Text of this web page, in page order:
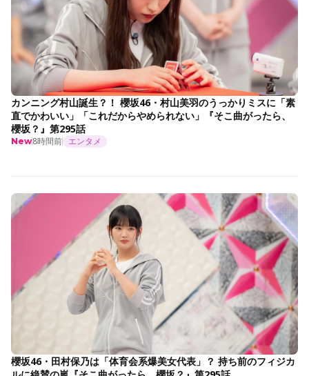
カンニング村山誕生？！ 櫻坂46・村山美羽のうっかりミスに「素
直でかわいい」「これだからやめられない」『そこ曲がったら、
櫻坂？』第295話
New8時間前 エンタメ
櫻坂46・田村保乃は「体育会系爆美女代表」？ 持ち前のフィジカ